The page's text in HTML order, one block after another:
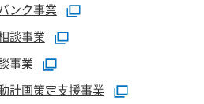
ンク事業
談事業
事業
計画策定支援事業